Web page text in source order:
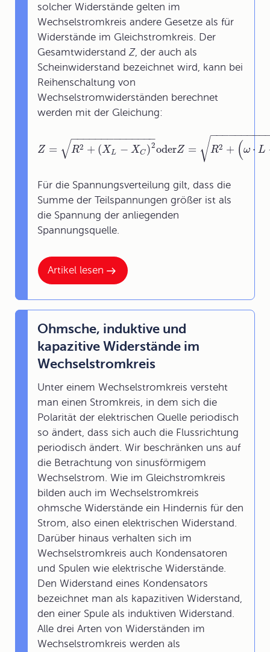
Artikel lesen
solcher Widerstände gelten im
Wechselstromkreis andere Gesetze als für
Widerstände im Gleichstromkreis. Der
GesamtwiderstandZ, der auch als
Scheinwiderstand bezeichnet wird, kann bei
Reihenschaltung von
Wechselstromwiderständen berechnet
werden mit der Gleichung:
Z = R2 + (XL − XC )2
− −
−−−−−−−−−−−−
√ oderZ = R2 + (ω ⋅ L
−−−−−−−−−
√
Für die Spannungsverteilung gilt, dass die
Summe der Teilspannungen größer ist als
die Spannung der anliegenden
Spannungsquelle.
Ohmsche, induktive und
kapazitive Widerstände im
Wechselstromkreis
Unter einem Wechselstromkreis versteht
man einen Stromkreis, in dem sich die
Polarität der elektrischen Quelle periodisch
so ändert, dass sich auch die Flussrichtung
periodisch ändert. Wir beschränken uns auf
die Betrachtung von sinusförmigem
Wechselstrom. Wie im Gleichstromkreis
bilden auch im Wechselstromkreis
ohmsche Widerstände ein Hindernis für den
Strom, also einen elektrischen Widerstand.
Darüber hinaus verhalten sich im
Wechselstromkreis auch Kondensatoren
und Spulen wie elektrische Widerstände.
Den Widerstand eines Kondensators
bezeichnet man als kapazitiven Widerstand,
den einer Spule als induktiven Widerstand.
Alle drei Arten von Widerständen im
Wechselstromkreis werden als